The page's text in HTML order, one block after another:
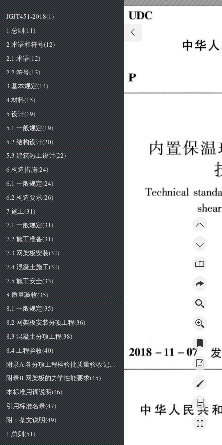
JGJT451-2018(1)
1 总则(11)
2 术语和符号(12)
2.1 术语(12)
2.2 符号(13)
3 基本规定(14)
4 材料(15)
5 设计(19)
5.1 一般规定(19)
5.2 结构设计(20)
5.3 建筑热工设计(22)
6 构造措施(24)
6.1 一般规定(24)
6.2 构造要求(26)
7 施工(31)
7.1 一般规定(31)
7.2 施工准备(31)
7.3 网架板安装(32)
7.4 混凝土施工(32)
7.5 施工安全(33)
8 质量验收(35)
8.1 一般规定(35)
8.2 网架板安装分项工程(36)
8.3 混凝土分项工程(38)
8.4 工程验收(40)
附录A 各分项工程检验批质量验收记录(42)
附录B 网架板的力学性能要求(45)
本标准用词说明(46)
引用标准名录(47)
附：条文说明(49)
1 总则(51)
UDC
P
中华
内置保温
Technical
sh
2018 -11- 07
中华人民共